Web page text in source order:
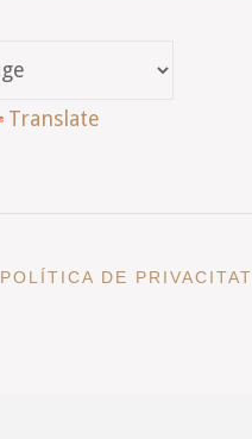
Translate
POLÍTICA DE PRIVACITAT